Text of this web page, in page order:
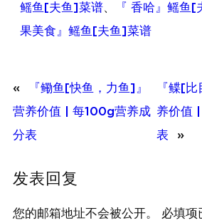
鳐鱼[夫鱼]菜谱、 『 香哈』鳐鱼
果美食』鳐鱼[夫鱼]菜谱
«
『鳓鱼[快鱼，力鱼]』
营养价值 | 每100g营养成
分表
『鲽[
养价值
表
»
发表回复
您的邮箱地址不会被公开。 必填项